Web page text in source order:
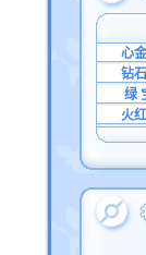
心
钻
绿
火